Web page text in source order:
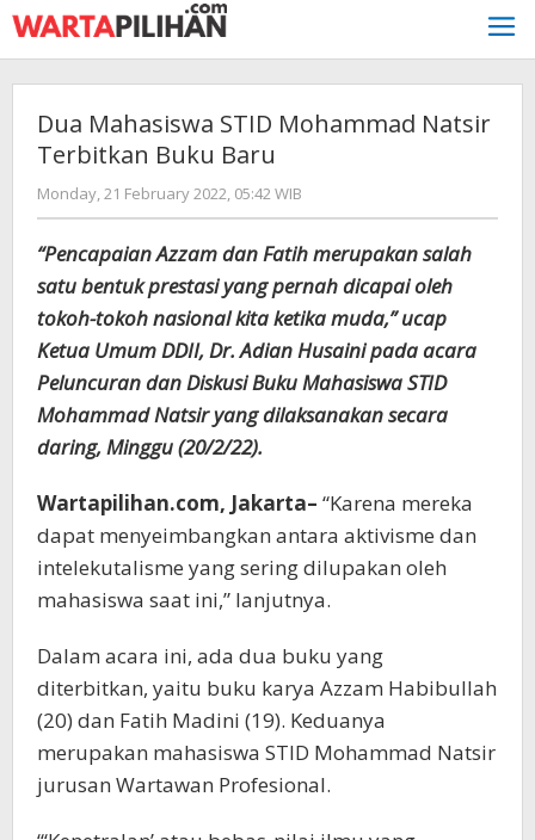
Skip
to
content
Dua Mahasiswa STID Mohammad Natsir
Terbitkan Buku Baru
Monday, 21 February 2022, 05:42 WIB
Admin
“Pencapaian Azzam dan Fatih merupakan salah
satu bentuk prestasi yang pernah dicapai oleh
tokoh-tokoh nasional kita ketika muda,” ucap
Ketua Umum DDII, Dr. Adian Husaini pada acara
Peluncuran dan Diskusi Buku Mahasiswa STID
Mohammad Natsir yang dilaksanakan secara
daring, Minggu (20/2/22).
Wartapilihan.com, Jakarta– “Karena mereka
dapat menyeimbangkan antara aktivisme dan
intelekutalisme yang sering dilupakan oleh
mahasiswa saat ini,” lanjutnya.
Dalam acara ini, ada dua buku yang
diterbitkan, yaitu buku karya Azzam Habibullah
(20) dan Fatih Madini (19). Keduanya
merupakan mahasiswa STID Mohammad Natsir
jurusan Wartawan Profesional.